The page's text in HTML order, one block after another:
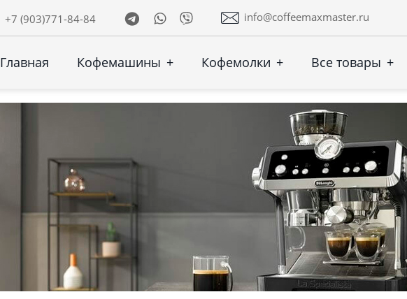
+7 (903)771-84-84 TelegramWhatsapp
Viber info@coffeemaxmaster.ru
Главная Кофемашины + Кофемолки + Все товары +